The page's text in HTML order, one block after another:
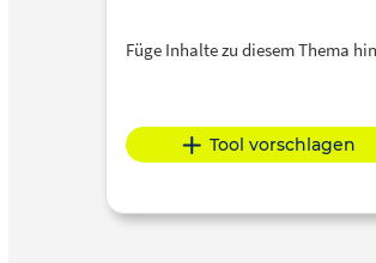
Füge Inhalte zu diesem Thema
Tool vorschlagen